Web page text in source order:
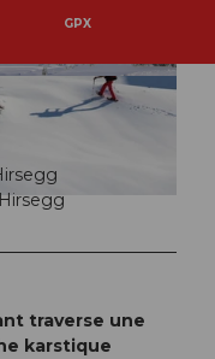
Sörenberg Flühli Tourismus
GPX
traverse une
karstique